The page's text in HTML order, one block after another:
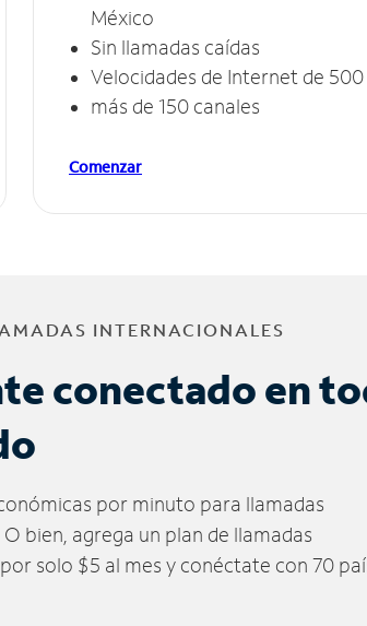
México
Sin llamadas caídas
Velocidades de Internet de
más de 150 canales
Comenzar
INTERNACIONALES
conectado en
por minuto para llamadas
bien, agrega un plan de llamadas
solo $5 al mes y conéctate con 70